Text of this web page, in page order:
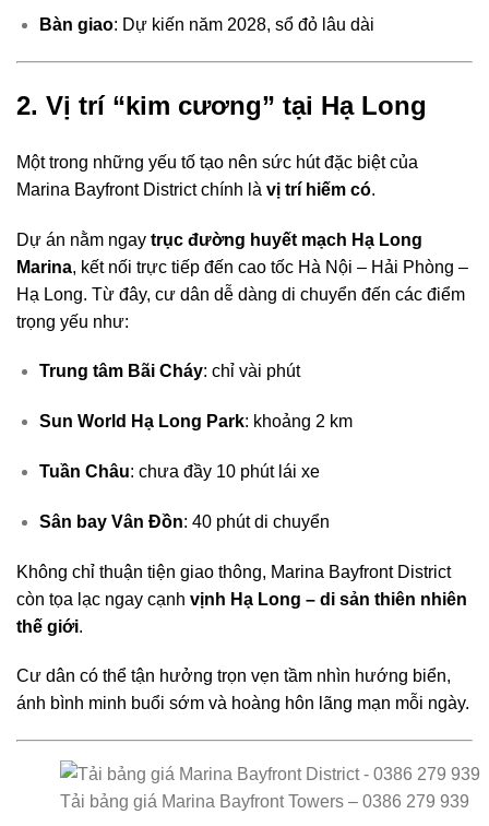
Bàn giao: Dự kiến năm 2028, sổ đỏ lâu dài
2. Vị trí “kim cương” tại Hạ Long
Một trong những yếu tố tạo nên sức hút đặc biệt của
Marina Bayfront District chính là vị trí hiếm có.
Dự án nằm ngay trục đường huyết mạch Hạ Long
Marina, kết nối trực tiếp đến cao tốc Hà Nội – Hải Phòng –
Hạ Long. Từ đây, cư dân dễ dàng di chuyển đến các điểm
trọng yếu như:
Trung tâm Bãi Cháy: chỉ vài phút
Sun World Hạ Long Park: khoảng 2 km
Tuần Châu: chưa đầy 10 phút lái xe
Sân bay Vân Đồn: 40 phút di chuyển
Không chỉ thuận tiện giao thông, Marina Bayfront District
còn tọa lạc ngay cạnh vịnh Hạ Long – di sản thiên nhiên
thế giới.
Cư dân có thể tận hưởng trọn vẹn tầm nhìn hướng biển,
ánh bình minh buổi sớm và hoàng hôn lãng mạn mỗi ngày.
Tải bảng giá Marina Bayfront Towers – 0386 279 939